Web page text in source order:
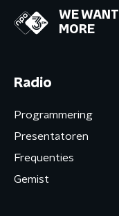
WE WANT
MORE
Radio
Programmering
Presentatoren
Frequenties
Gemist